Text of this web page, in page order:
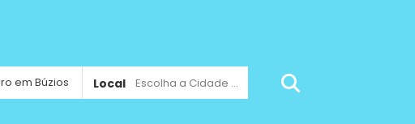
Local Escolha a Cidade ...